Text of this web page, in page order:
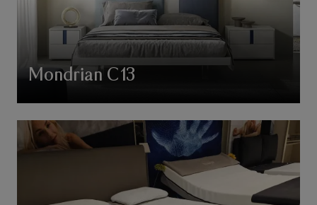
Mondrian C13